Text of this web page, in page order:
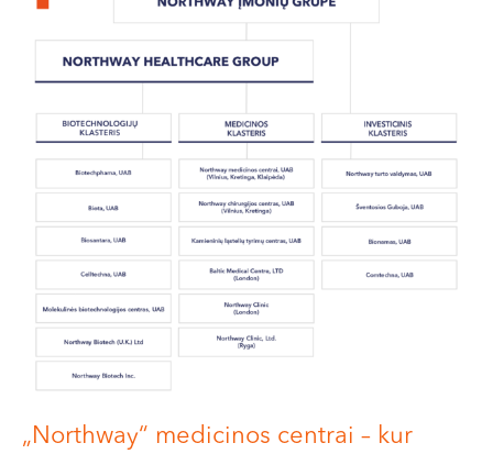
„Northway“ medicinos centrai – kur